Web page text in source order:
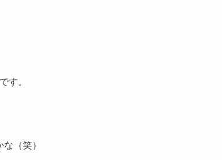
す。
（笑）